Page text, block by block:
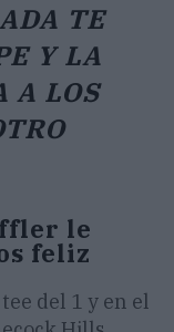
TE
Y LA
A LOS
le
feliz
del 1 y en el